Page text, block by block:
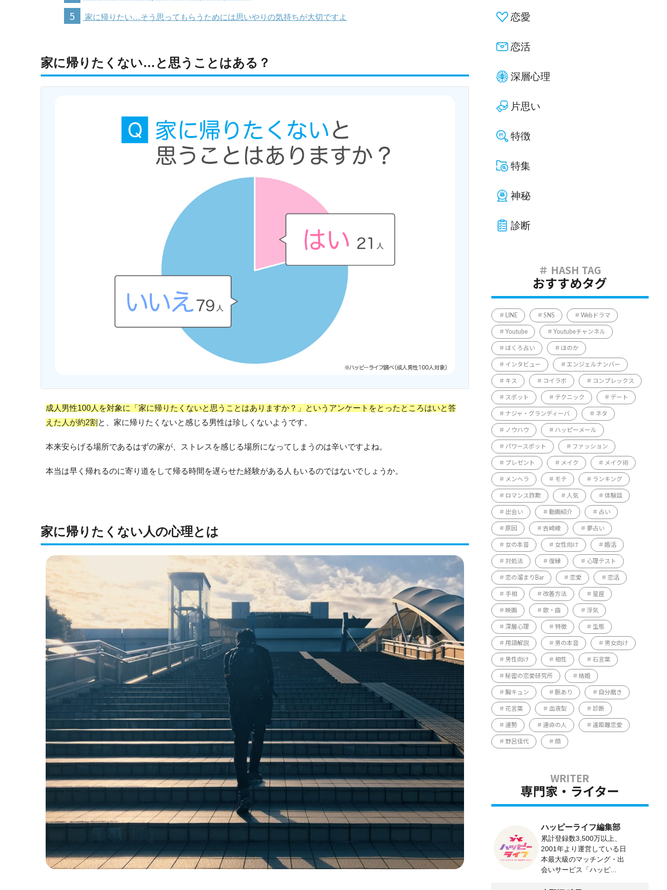
5 家に帰りたい…そう思ってもらうためには思いやりの気持ちが大切ですよ
家に帰りたくない…と思うことはある？
成人男性100人を対象に「家に帰りたくないと思うことはありますか？」というアンケートをとったところはいと答
えた人が約2割 と、家に帰りたくないと感じる男性は珍しくないようです。
本来安らげる場所であるはずの家が、ストレスを感じる場所になってしまうのは辛いですよね。
本当は早く帰れるのに寄り道をして帰る時間を遅らせた経験がある人もいるのではないでしょうか。
家に帰りたくない人の心理とは
恋愛
恋活
深層心理
片思い
特徴
特集
神秘
診断
おすすめタグ
LINE SNS Webドラマ
Youtube Youtubeチャンネル
ほくろ占い ほのか
インタビュー エンジェルナンバー
キス コイラボ コンプレックス
スポット テクニック デート
ナジャ・グランディーバ ネタ
ノウハウ ハッピーメール
パワースポット ファッション
プレゼント メイク メイク術
メンヘラ モテ ランキング
ロマンス詐欺 人気 体験談
出会い 動画紹介 占い
原因 吉崎綾 夢占い
女の本音 女性向け 婚活
対処法 復縁 心理テスト
恋の溜まりBar 恋愛 恋活
手相 改善方法 星座
映画 歌・曲 浮気
深層心理 特徴 生態
用語解説 男の本音 男女向け
男性向け 相性 石言葉
秘密の恋愛研究所 結婚
胸キュン 脈あり 自分磨き
花言葉 血液型 診断
運勢 運命の人 遠距離恋愛
野呂佳代 顔
専門家・ライター
ハッピーライフ編集部
累計登録数3,500万以上、
2001年より運営している日
本最大級のマッチング・出
会いサービス「ハッピ...